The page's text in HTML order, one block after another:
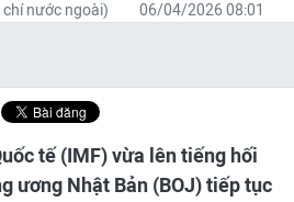
nước ngoài) 06/04/2026 08:01
tế (IMF) vừa lên tiếng hối
ương Nhật Bản (BOJ) tiếp tục